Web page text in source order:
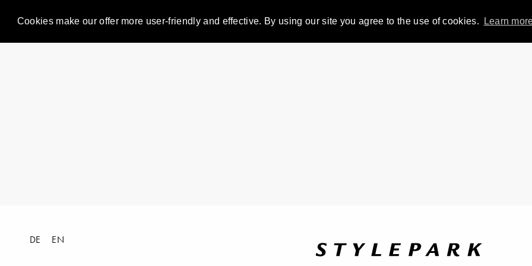
Cookies make our offer more user-friendly and effective. By using our site you agree to the use of cookies. Learn
DE EN